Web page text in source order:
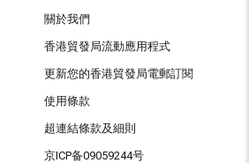
關於我們
香港貿發局流動應用程式
更新您的香港貿發局電郵訂閱
使用條款
超連結條款及細則
京ICP备09059244号